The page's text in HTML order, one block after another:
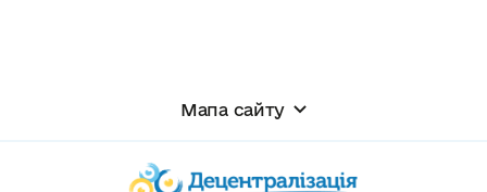
Мапа сайту